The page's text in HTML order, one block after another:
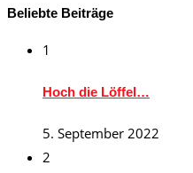
Beliebte Beiträge
1
Hoch die Löffel…
5. September 2022
2